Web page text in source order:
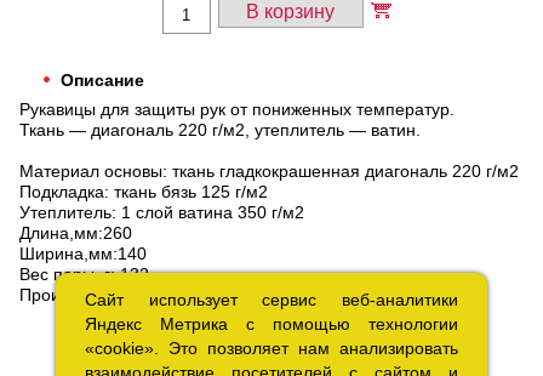
В корзину
Описание
Рукавицы для защиты рук от пониженных температур.
Ткань — диагональ 220 г/м2, утеплитель — ватин.
Материал основы: ткань гладкокрашенная диагональ 220 г/м2
Подкладка: ткань бязь 125 г/м2
Утеплитель: 1 слой ватина 350 г/м2
Длина,мм:260
Ширина,мм:140
Вес пары, г: 132
Производство: Россия
Сайт использует сервис веб-аналитики
Яндекс Метрика с помощью технологии
«cookie». Это позволяет нам анализировать
Сайт использует сервис веб-аналитики
Яндекс Метрика с помощью технологии
«cookie». Это позволяет нам анализировать